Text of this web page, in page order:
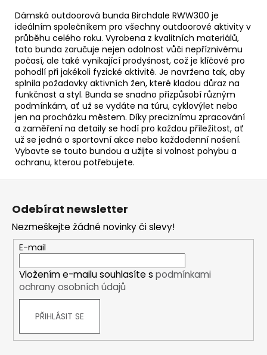
Dámská outdoorová bunda Birchdale RWW300 je
ideálním společníkem pro všechny outdoorové aktivity v
průběhu celého roku. Vyrobena z kvalitních materiálů,
tato bunda zaručuje nejen odolnost vůči nepříznivému
počasí, ale také vynikající prodyšnost, což je klíčové pro
pohodlí při jakékoli fyzické aktivitě. Je navržena tak, aby
splnila požadavky aktivních žen, které kladou důraz na
funkčnost a styl. Bunda se snadno přizpůsobí různým
podmínkám, ať už se vydáte na túru, cyklovýlet nebo
jen na procházku městem. Díky preciznímu zpracování
a zaměření na detaily se hodí pro každou příležitost, ať
už se jedná o sportovní akce nebo každodenní nošení.
Vybavte se touto bundou a užijte si volnost pohybu a
ochranu, kterou potřebujete.
Z
Odebírat newsletter
Nezmeškejte žádné novinky či slevy!
E-mail
Vložením e-mailu souhlasíte s podmínkami
ochrany osobních údajů
PŘIHLÁSIT SE